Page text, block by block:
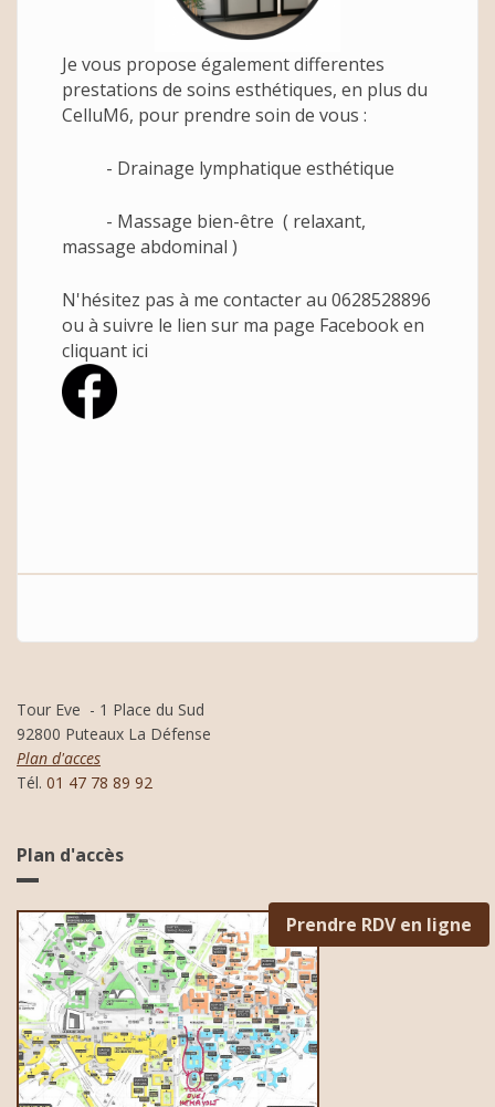
Prendre RDV en ligne
Je vous propose également differentes
prestations de soins esthétiques, en plus du
CelluM6, pour prendre soin de vous :
- Drainage lymphatique esthétique
- Massage bien-être ( relaxant,
massage abdominal )
N'hésitez pas à me contacter au 0628528896
ou à suivre le lien sur ma page Facebook en
cliquant ici
Tour Eve - 1 Place du Sud
92800 Puteaux La Défense
Plan d'acces
Tél. 01 47 78 89 92
Plan d'accès